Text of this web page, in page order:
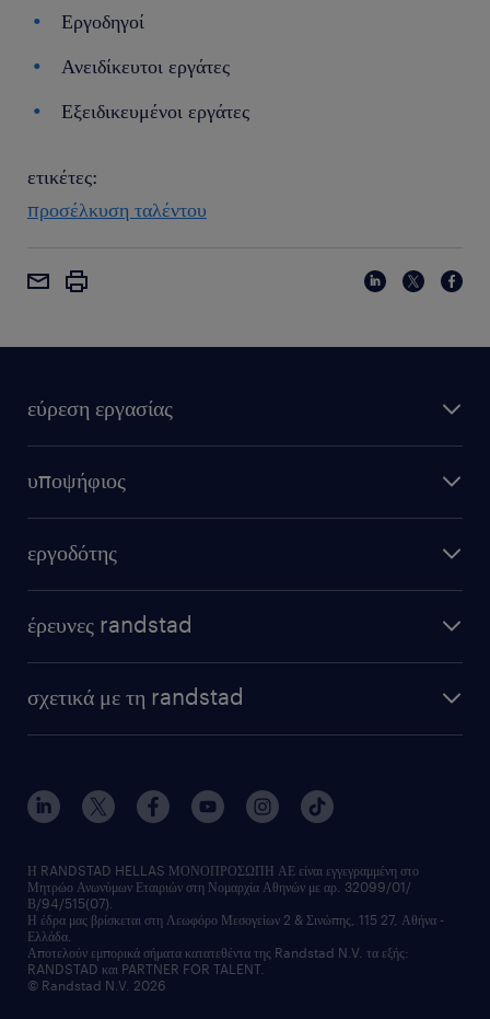
Εργοδηγοί
Ανειδίκευτοι εργάτες
Εξειδικευμένοι εργάτες
ετικέτες:
προσέλκυση ταλέντου
εύρεση εργασίας
υποψήφιος
εργοδότης
έρευνες randstad
σχετικά με τη randstad
Η RANDSTAD HELLAS ΜΟΝΟΠΡΟΣΩΠΗ ΑΕ είναι εγγεγραμμένη στο
Μητρώο Ανωνύμων Εταιριών στη Νομαρχία Αθηνών με αρ. 32099/01/
Β/94/515(07).
Η έδρα μας βρίσκεται στη Λεωφόρο Μεσογείων 2 & Σινώπης, 115 27, Αθήνα -
Ελλάδα.
Αποτελούν εμπορικά σήματα κατατεθέντα της Randstad N.V. τα εξής:
RANDSTAD και PARTNER FOR TALENT.
© Randstad N.V. 2026